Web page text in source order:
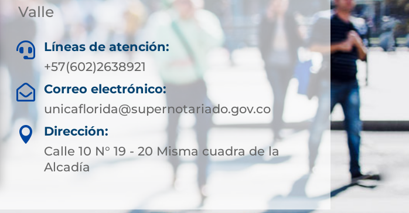
Valle

Líneas de atención:
+57(602)2638921

Correo electrónico:
unicaflorida@supernotariado.gov.co

Dirección:
Calle 10 N° 19 - 20 Misma cuadra de la
Alcadía